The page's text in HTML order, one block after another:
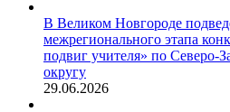
В Великом Новгороде
межрегионального этапа
подвиг учителя» по Северо-
округу
29.06.2026